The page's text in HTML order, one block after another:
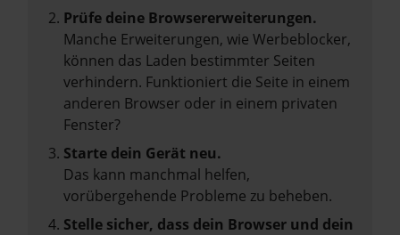
Prüfe deine Browsererweiterungen.
Manche Erweiterungen, wie Werbeblocker,
können das Laden bestimmter Seiten
verhindern. Funktioniert die Seite in einem
anderen Browser oder in einem privaten
Fenster?
Starte dein Gerät neu.
Das kann manchmal helfen,
vorübergehende Probleme zu beheben.
Stelle sicher, dass dein Browser und dein